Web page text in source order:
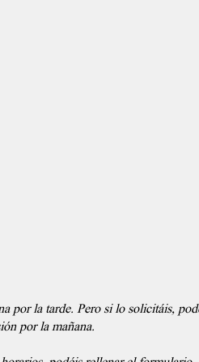
por la tarde. Pero si lo solicitáis,
por la mañana.